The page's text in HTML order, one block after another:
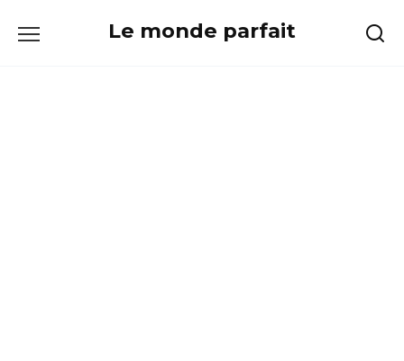
Le monde parfait